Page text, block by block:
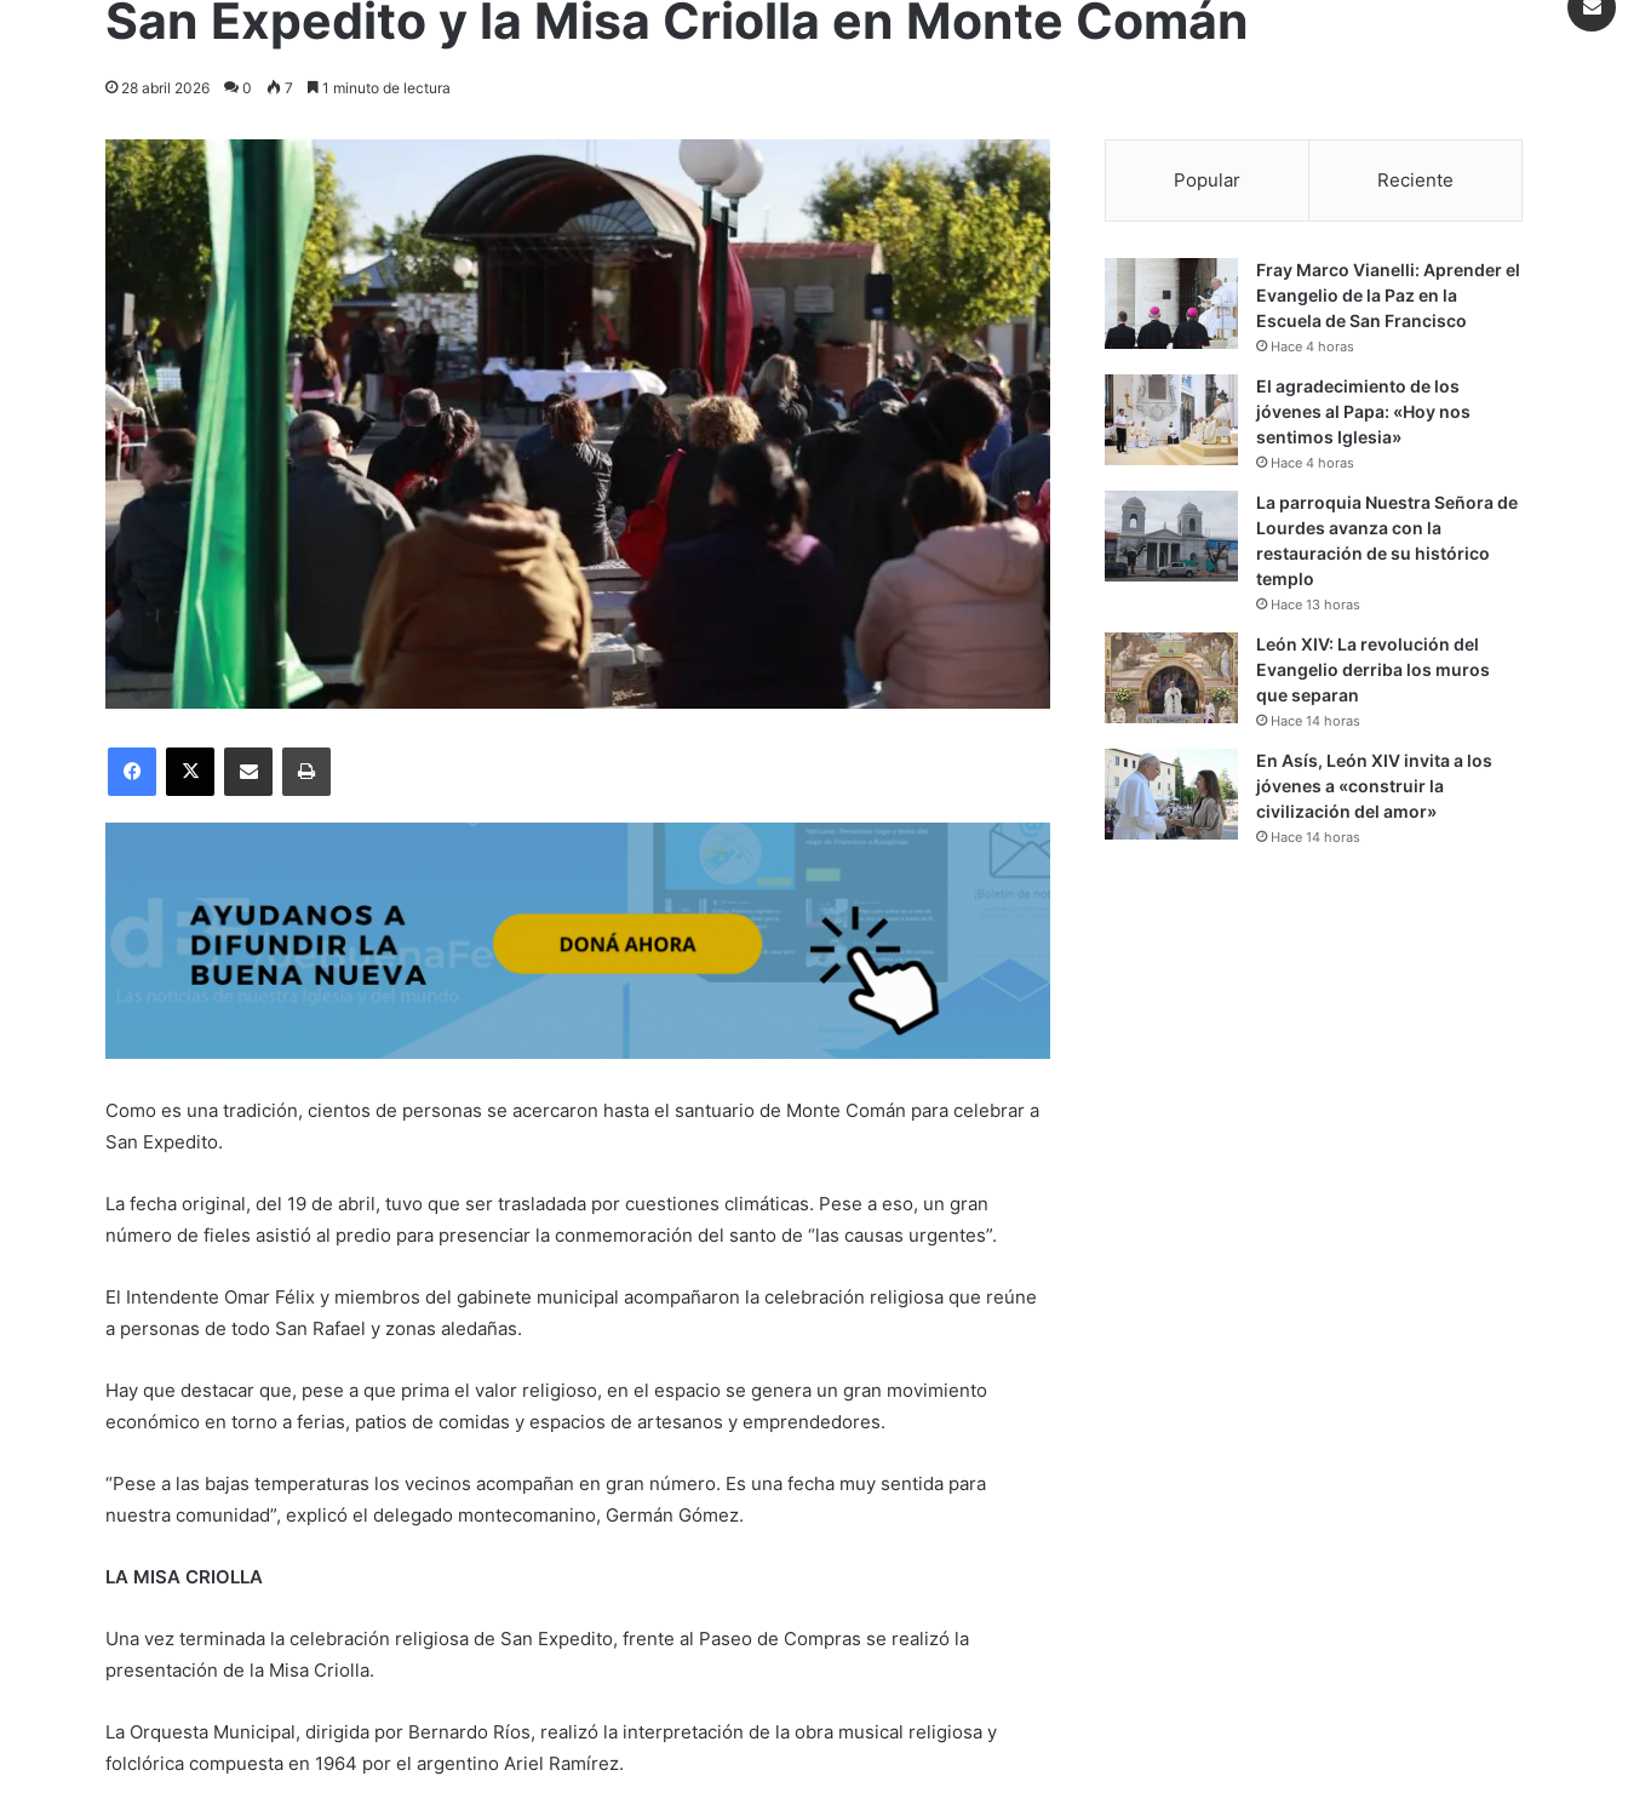
San Expedito y la Misa Criolla en Monte Comán
28 abril 2026 0 7 1 minuto de lectura
Como es una tradición, cientos de personas se acercaron hasta el santuario de Monte Comán para celebrar a
San Expedito.
La fecha original, del 19 de abril, tuvo que ser trasladada por cuestiones climáticas. Pese a eso, un gran
número de fieles asistió al predio para presenciar la conmemoración del santo de “las causas urgentes”.
El Intendente Omar Félix y miembros del gabinete municipal acompañaron la celebración religiosa que reúne
a personas de todo San Rafael y zonas aledañas.
Hay que destacar que, pese a que prima el valor religioso, en el espacio se genera un gran movimiento
económico en torno a ferias, patios de comidas y espacios de artesanos y emprendedores.
“Pese a las bajas temperaturas los vecinos acompañan en gran número. Es una fecha muy sentida para
nuestra comunidad”, explicó el delegado montecomanino, Germán Gómez.
LA MISA CRIOLLA
Una vez terminada la celebración religiosa de San Expedito, frente al Paseo de Compras se realizó la
presentación de la Misa Criolla.
La Orquesta Municipal, dirigida por Bernardo Ríos, realizó la interpretación de la obra musical religiosa y
folclórica compuesta en 1964 por el argentino Ariel Ramírez.
Popular Reciente
Fray Marco Vianelli: Aprender el
Evangelio de la Paz en la
Escuela de San Francisco
Hace 4 horas
El agradecimiento de los
jóvenes al Papa: «Hoy nos
sentimos Iglesia»
Hace 4 horas
La parroquia Nuestra Señora de
Lourdes avanza con la
restauración de su histórico
templo
Hace 13 horas
León XIV: La revolución del
Evangelio derriba los muros
que separan
Hace 14 horas
En Asís, León XIV invita a los
jóvenes a «construir la
civilización del amor»
Hace 14 horas